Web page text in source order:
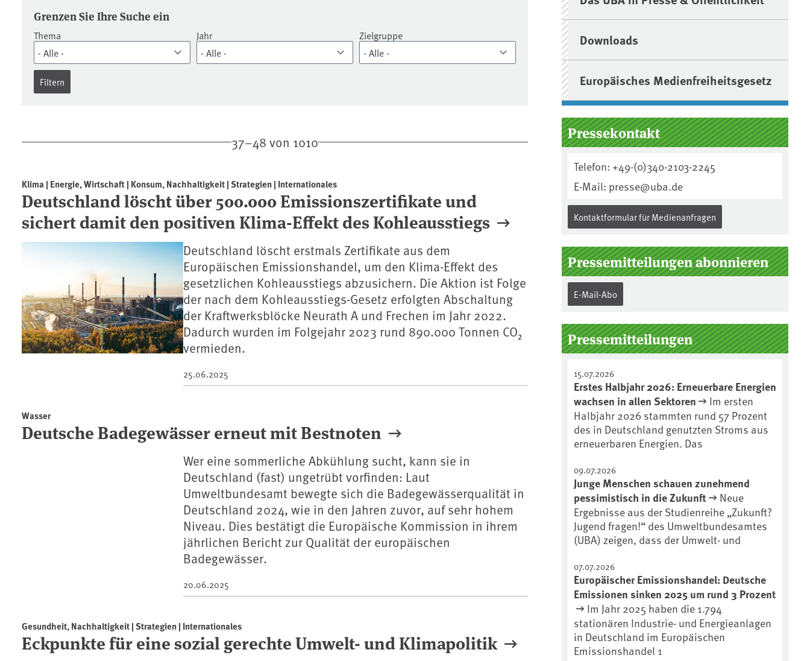
Pressemitteilungen
Grenzen Sie Ihre Suche ein
Thema Jahr Zielgruppe
37–48 von 1010
Klima | Energie, Wirtschaft | Konsum, Nachhaltigkeit | Strategien | Internationales
Deutschland löscht über 500.000 Emissionszertifikate und
sichert damit den positiven Klima-Effekt des Kohleausstiegs
Deutschland löscht erstmals Zertifikate aus dem
Europäischen Emissionshandel, um den Klima-Effekt des
gesetzlichen Kohleausstiegs abzusichern. Die Aktion ist Folge
der nach dem Kohleausstiegs-Gesetz erfolgten Abschaltung
der Kraftwerksblöcke Neurath A und Frechen im Jahr 2022.
Dadurch wurden im Folgejahr 2023 rund 890.000 Tonnen CO₂
vermieden.
25.06.2025
Wasser
Deutsche Badegewässer erneut mit Bestnoten
Wer eine sommerliche Abkühlung sucht, kann sie in
Deutschland (fast) ungetrübt vorfinden: Laut
Umweltbundesamt bewegte sich die Badegewässerqualität in
Deutschland 2024, wie in den Jahren zuvor, auf sehr hohem
Niveau. Dies bestätigt die Europäische Kommission in ihrem
jährlichen Bericht zur Qualität der europäischen
Badegewässer.
20.06.2025
Gesundheit, Nachhaltigkeit | Strategien | Internationales
Eckpunkte für eine sozial gerechte Umwelt- und Klimapolitik
Downloads
Europäisches Medienfreiheitsgesetz
Pressekontakt
Telefon: +49-(0)340-2103-2245
E-Mail: presse@uba.de
Kontaktformular für Medienanfragen
Pressemitteilungen abonnieren
E-Mail-Abo
Pressemitteilungen
15.07.2026
Erstes Halbjahr 2026: Erneuerbare Energien
wachsen in allen Sektoren
Im ersten
Halbjahr 2026 stammten rund 57 Prozent
des in Deutschland genutzten Stroms aus
erneuerbaren Energien. Das
09.07.2026
Junge Menschen schauen zunehmend
pessimistisch in die Zukunft
Neue
Ergebnisse aus der Studienreihe „Zukunft?
Jugend fragen!“ des Umweltbundesamtes
(UBA) zeigen, dass der Umwelt- und
07.07.2026
Europäischer Emissionshandel: Deutsche
Emissionen sinken 2025 um rund 3 Prozent
Im Jahr 2025 haben die 1.794
stationären Industrie- und Energieanlagen
in Deutschland im Europäischen
Emissionshandel 1